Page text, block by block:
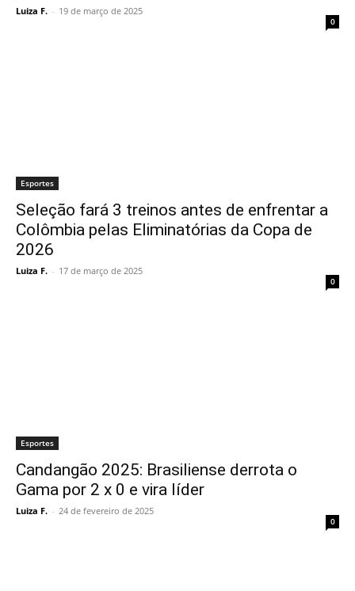
Luiza F. - 19 de março de 2025
0
Esportes
Seleção fará 3 treinos antes de enfrentar a
Colômbia pelas Eliminatórias da Copa de
2026
Luiza F. - 17 de março de 2025
0
Esportes
Candangão 2025: Brasiliense derrota o
Gama por 2 x 0 e vira líder
Luiza F. - 24 de fevereiro de 2025
0